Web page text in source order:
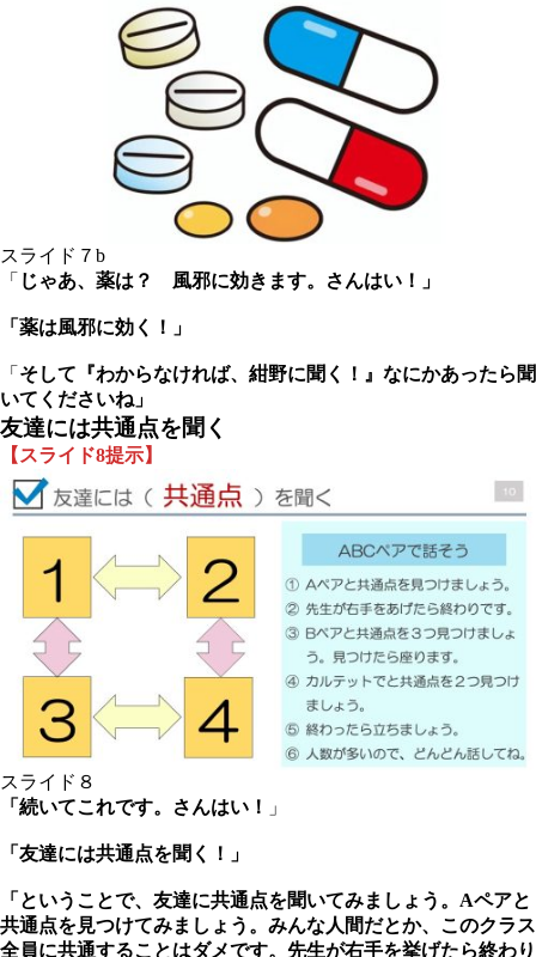
スライド７b
「 じゃあ、薬は？ 風邪に効きます。さんはい！」
「薬は風邪に効く！」
「 そして『わからなければ、紺野に聞く！』なにかあったら聞
いてくださいね」
友達には共通点を聞く
【スライド8提示】
スライド８
「続いてこれです。さんはい！
」
「友達には共通点を聞く！」
「ということで、友達に共通点を聞いてみましょう。Aペアと
共通点を見つけてみましょう。みんな人間だとか、このクラス
全員に共通することはダメです。先生が右手を挙げたら終わり